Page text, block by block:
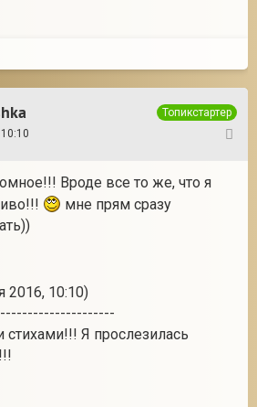
Топикстартер
Вроде все то же, что я
мне прям сразу
2016, 10:10)
Я прослезилась